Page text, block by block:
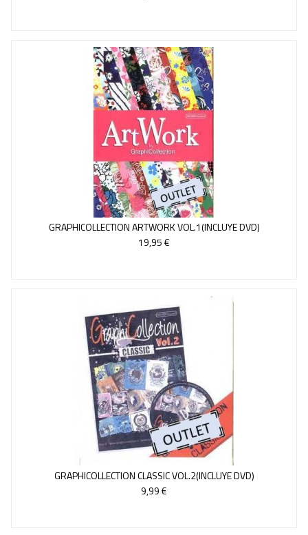
GRAPHICOLLECTION ARTWORK VOL.1(INCLUYE DVD)
19,95 €
GRAPHICOLLECTION CLASSIC VOL.2(INCLUYE DVD)
9,99 €